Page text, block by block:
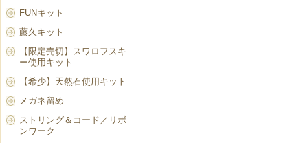
FUNキット
藤久キット
【限定売切】スワロフスキ
ー使用キット
【希少】天然石使用キット
メガネ留め
ストリング＆コード／リボ
ンワーク